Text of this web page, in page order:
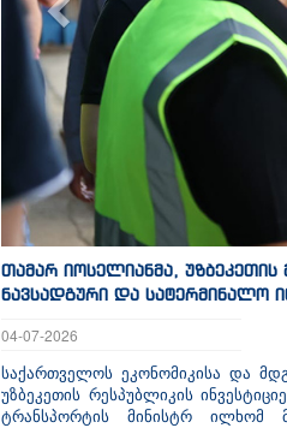
თამარ იოსელიანმა, უზბეკეთის
ნავსადგური და სატერმინალო
04-07-2026
საქართველოს ეკონომიკისა და
უზბეკეთის რესპუბლიკის
ტრანსპორტის მინისტრ ილხომ